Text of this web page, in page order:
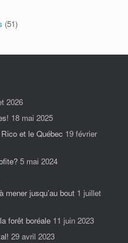
(51)
2026
18 mai 2025
et le Québec 19 février
5 mai 2024
mener jusqu’au bout 1 juillet
forêt boréale 11 juin 2023
29 avril 2023